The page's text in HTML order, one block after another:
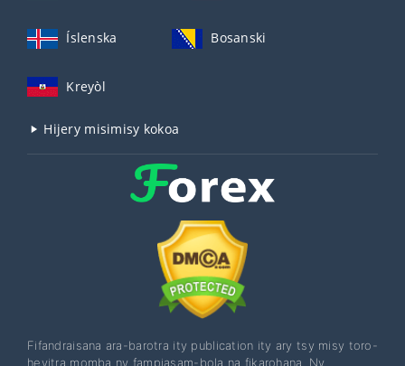
Íslenska Bosanski
Kreyòl
Hijery misimisy kokoa
Fifandraisana ara-barotra ity publication ity ary tsy misy toro-
hevitra momba ny fampiasam-bola na fikarohana. Ny